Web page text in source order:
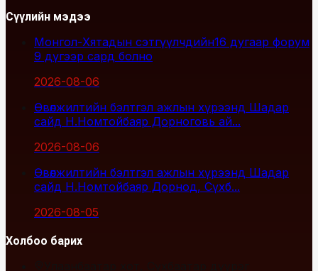
Сүүлийн мэдээ
Монгол-Хятадын сэтгүүлчдийн16 дугаар форум
9 дүгээр сард болно
2026-08-06
Өвөлжилтийн бэлтгэл ажлын хүрээнд Шадар
сайд Н.Номтойбаяр Дорноговь ай...
2026-08-06
Өвөлжилтийн бэлтгэл ажлын хүрээнд Шадар
сайд Н.Номтойбаяр Дорнод, Сүхб...
2026-08-05
Холбоо барих